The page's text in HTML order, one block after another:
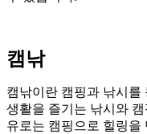
캠낚
캠낚이란 캠핑과 낚시를
생활을 즐기는 낚시와
유로는 캠핑으로 힐링을